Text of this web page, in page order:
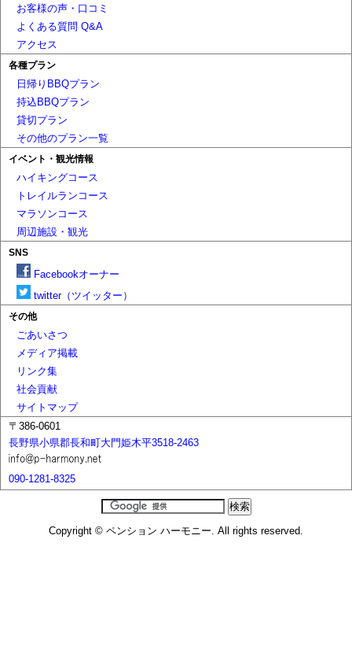
お客様の声・口コミ
よくある質問 Q&A
アクセス
各種プラン
日帰りBBQプラン
持込BBQプラン
貸切プラン
その他のプラン一覧
イベント・観光情報
ハイキングコース
トレイルランコース
マラソンコース
周辺施設・観光
SNS
Facebookオーナー
twitter（ツイッター）
その他
ごあいさつ
メディア掲載
リンク集
社会貢献
サイトマップ
〒386-0601
長野県小県郡長和町大門姫木平3518-2463
090-1281-8325
Copyright © ペンション ハーモニー. All rights reserved.